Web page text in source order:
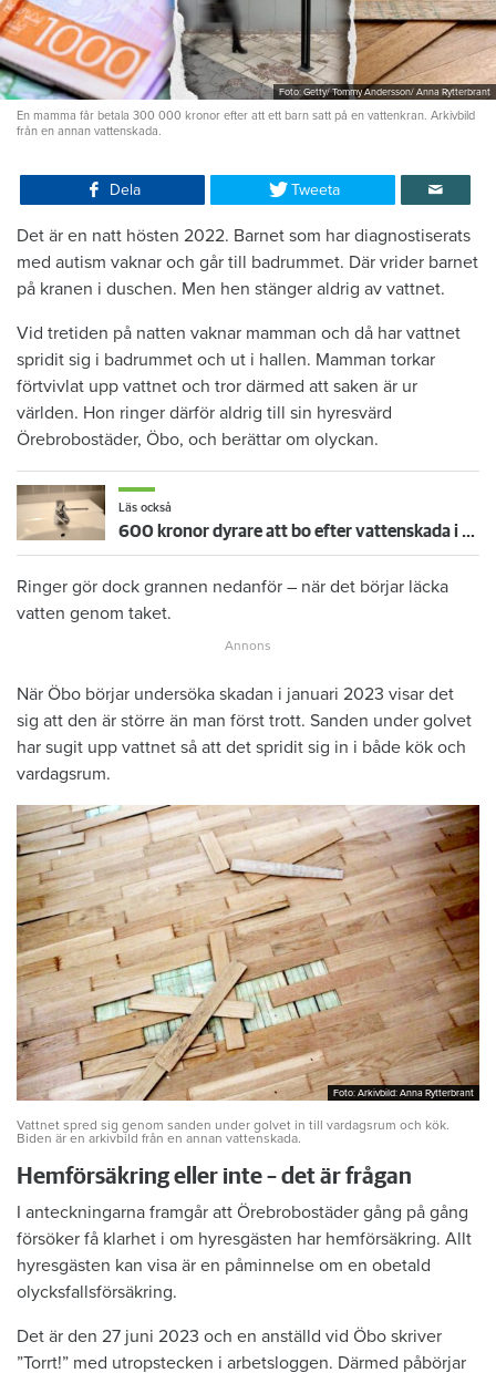
Foto: Getty/ Tommy Andersson/ Anna Rytterbrant
En mamma får betala 300 000 kronor efter att ett barn satt på en vattenkran. Arkivbild
från en annan vattenskada.
Dela Tweeta
Det är en natt hösten 2022. Barnet som har diagnostiserats
med autism vaknar och går till badrummet. Där vrider barnet
på kranen i duschen. Men hen stänger aldrig av vattnet.
Vid tretiden på natten vaknar mamman och då har vattnet
spridit sig i badrummet och ut i hallen. Mamman torkar
förtvivlat upp vattnet och tror därmed att saken är ur
världen. Hon ringer därför aldrig till sin hyresvärd
Örebrobostäder, Öbo, och berättar om olyckan.
Läs också
600 kronor dyrare att bo efter vattenskada i Varberg
Ringer gör dock grannen nedanför – när det börjar läcka
vatten genom taket.
När Öbo börjar undersöka skadan i januari 2023 visar det
sig att den är större än man först trott. Sanden under golvet
har sugit upp vattnet så att det spridit sig in i både kök och
vardagsrum.
Foto: Arkivbild: Anna Rytterbrant
Foto: Arkivbild: Anna Rytterbrant
Vattnet spred sig genom sanden under golvet in till vardagsrum och kök.
Biden är en arkivbild från en annan vattenskada.
Hemförsäkring eller inte – det är frågan
I anteckningarna framgår att Örebrobostäder gång på gång
försöker få klarhet i om hyresgästen har hemförsäkring. Allt
hyresgästen kan visa är en påminnelse om en obetald
olycksfallsförsäkring.
Det är den 27 juni 2023 och en anställd vid Öbo skriver
”Torrt!” med utropstecken i arbetsloggen. Därmed påbörjar